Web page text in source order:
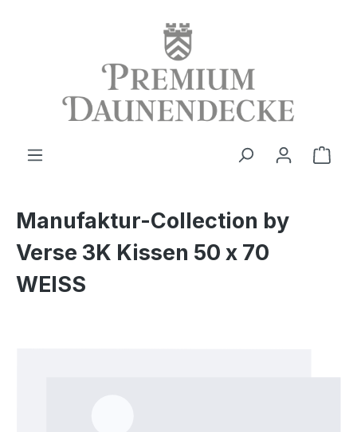
Manufaktur-Collection by
Verse 3K Kissen 50 x 70
WEISS